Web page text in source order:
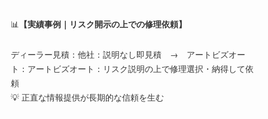
📊 【実績事例｜リスク開示の上での修理依頼】
ディーラー見積：他社：説明なし即見積 → アートビズオー
ト：アートビズオート：リスク説明の上で修理選択・納得して依
頼
💡 正直な情報提供が長期的な信頼を生む